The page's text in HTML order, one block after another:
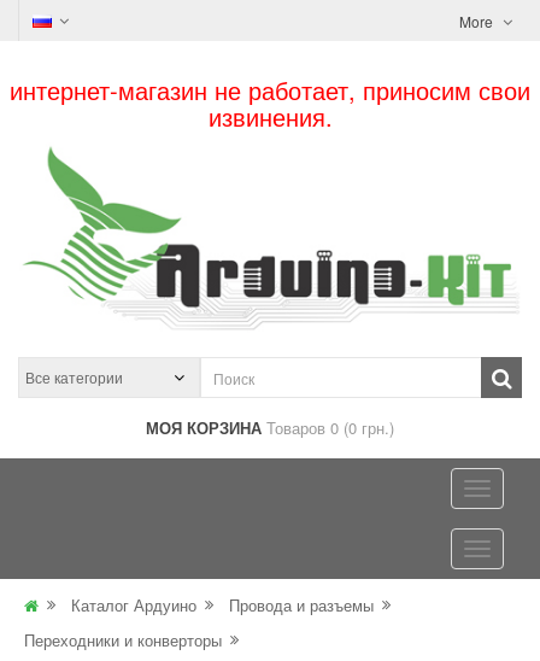
More
интернет-магазин не работает, приносим свои
извинения.
МОЯ КОРЗИНА Товаров 0 (0 грн.)
Каталог Ардуино
Провода и разъемы
Переходники и конверторы